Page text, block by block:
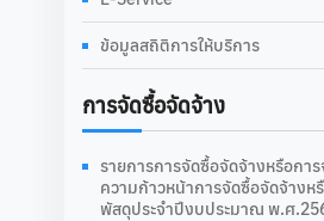
ข้อมูลสถิติการให้บริการ
การจัดซื้อจัดจ้าง
รายการการจัดซื้อจัดจ้างหรือกา
ความก้าวหน้าการจัดซื้อจัดจ้างห
พัสดุประจำปีงบประมาณ พ.ศ